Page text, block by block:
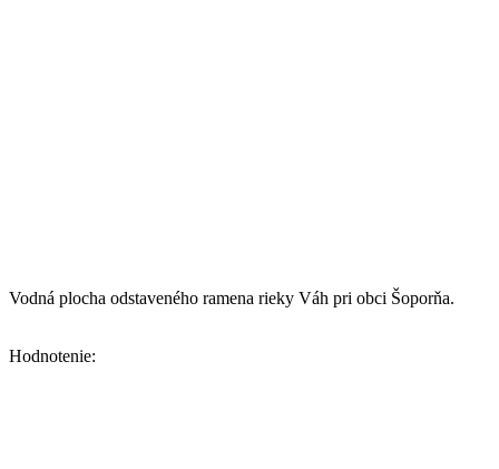
Vodná plocha odstaveného ramena rieky Váh pri obci Šoporňa.
Hodnotenie: